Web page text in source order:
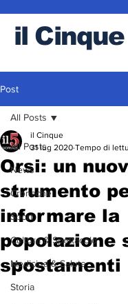
il Cinque
Post
All Posts
News
Cronache
Sport
Cultura & Spettacolo
Medicina & Salute
Storia
All Posts
Orsi: un
strumento
informare la
popolazione
spostamenti
il Cinque
31 lug 2020 Tempo di